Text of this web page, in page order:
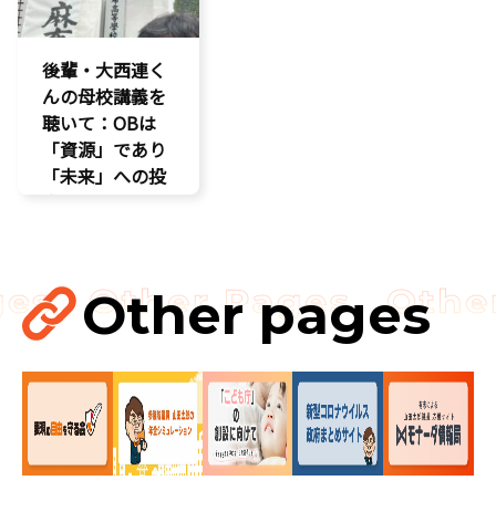
後輩・大西連く
んの母校講義を
聴いて：OBは
「資源」であり
「未来」への投
資だ
講演会
Other pages